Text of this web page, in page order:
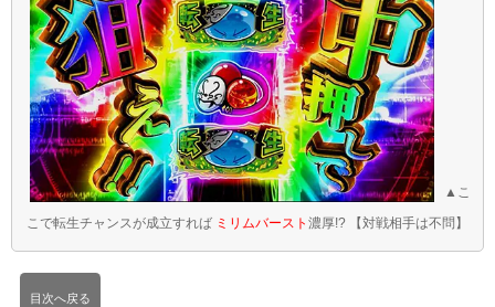
▲こ
こで転生チャンスが成立すれば ミリムバースト 濃厚!? 【対戦相手は不問】
目次へ戻る